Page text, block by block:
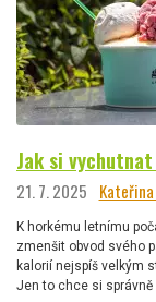
Jak si
21. 7. 2025
K horkému letnímu
zmenšit obvod svého
kalorií nejspíš velkým
Jen to chce si správně